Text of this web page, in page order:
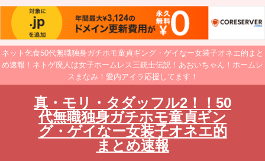
ネット乞食50代無職独身ガチホモ童貞ギング・ゲイなー女装子オネエ的まと
め速報！ネトゲ廃人は女子ホームレス三銃士伝説！あおいちゃん！ホームレ
スまなみ！愛内アイラ応援してます！
真・モリ・タダッフル2！！50
代無職独身ガチホモ童貞ギン
グ・ゲイなー女装子オネエ的
まとめ速報